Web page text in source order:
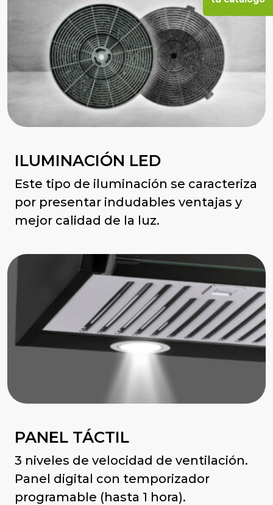
ILUMINACIÓN LED
Este tipo de iluminación se caracteriza
por presentar indudables ventajas y
mejor calidad de la luz.
PANEL TÁCTIL
3 niveles de velocidad de ventilación.
Panel digital con temporizador
programable (hasta 1 hora).